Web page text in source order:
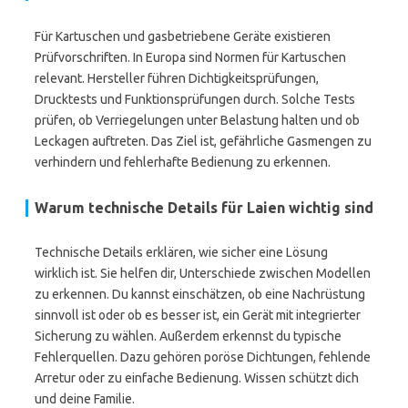
Für Kartuschen und gasbetriebene Geräte existieren
Prüfvorschriften. In Europa sind Normen für Kartuschen
relevant. Hersteller führen Dichtigkeitsprüfungen,
Drucktests und Funktionsprüfungen durch. Solche Tests
prüfen, ob Verriegelungen unter Belastung halten und ob
Leckagen auftreten. Das Ziel ist, gefährliche Gasmengen zu
verhindern und fehlerhafte Bedienung zu erkennen.
Warum technische Details für Laien wichtig sind
Technische Details erklären, wie sicher eine Lösung
wirklich ist. Sie helfen dir, Unterschiede zwischen Modellen
zu erkennen. Du kannst einschätzen, ob eine Nachrüstung
sinnvoll ist oder ob es besser ist, ein Gerät mit integrierter
Sicherung zu wählen. Außerdem erkennst du typische
Fehlerquellen. Dazu gehören poröse Dichtungen, fehlende
Arretur oder zu einfache Bedienung. Wissen schützt dich
und deine Familie.